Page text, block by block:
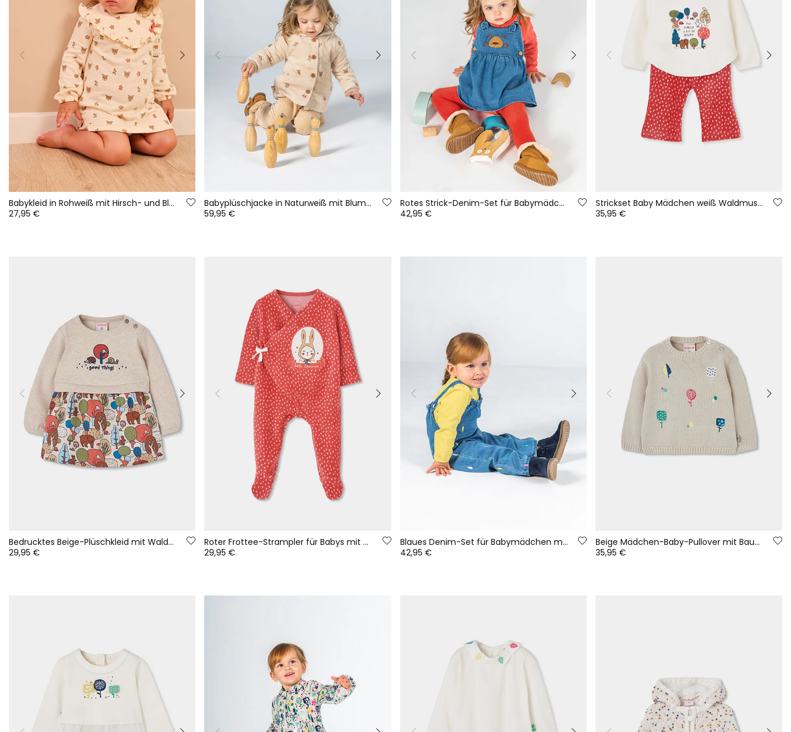
Babykleid in Rohweiß mit Hirsch- und Blumenmuster
27,95 €
Babyplüschjacke in Naturweiß mit Blumenstickerei
59,95 €
Rotes Strick-Denim-Set für Babymädchen mit Bärenstickerei
42,95 €
Strickset Baby Mädchen weiß Waldmuster
35,95 €
Bedrucktes Beige-Plüschkleid mit Waldmotiv für Babys
29,95 €
Roter Frottee-Strampler für Babys mit Hasen-Print
29,95 €
Blaues Denim-Set für Babymädchen mit Blattdruck
42,95 €
Beige Mädchen-Baby-Pullover mit Baum-Stickerei
35,95 €